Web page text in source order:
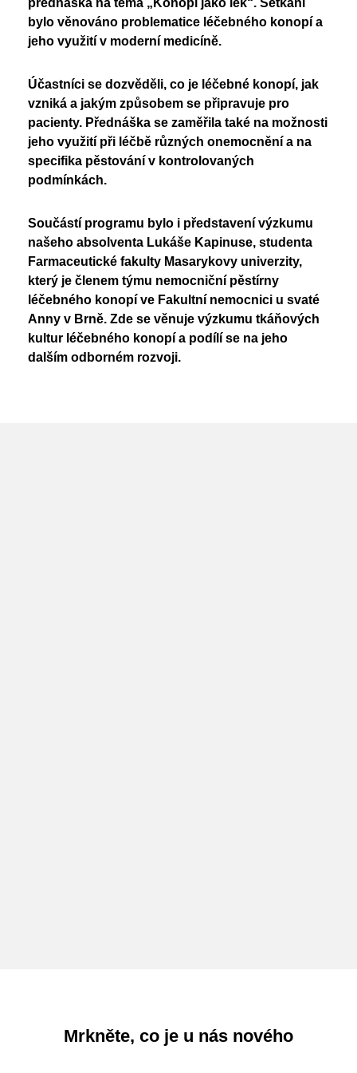
Studentský parlament
PoŠkole
GeoKecy
Křenoviny
Křenka Hub
DofE
Nadační fond
Školská rada
Dokumenty školy
Historie školy
přednáška na téma „Konopí jako lék“. Setkání
bylo věnováno problematice léčebného konopí a
jeho využití v moderní medicíně.
Účastníci se dozvěděli, co je léčebné konopí, jak
vzniká a jakým způsobem se připravuje pro
pacienty. Přednáška se zaměřila také na možnosti
jeho využití při léčbě různých onemocnění a na
specifika pěstování v kontrolovaných
podmínkách.
Součástí programu bylo i představení výzkumu
našeho absolventa Lukáše Kapinuse, studenta
Farmaceutické fakulty Masarykovy univerzity,
který je členem týmu nemocniční pěstírny
léčebného konopí ve Fakultní nemocnici u svaté
Anny v Brně. Zde se věnuje výzkumu tkáňových
kultur léčebného konopí a podílí se na jeho
dalším odborném rozvoji.
Mrkněte, co je u nás nového